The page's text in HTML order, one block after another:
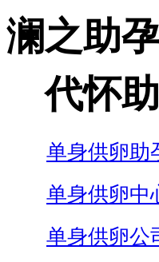
澜之助
代怀
单身供卵助
单身供卵中
单身供卵公